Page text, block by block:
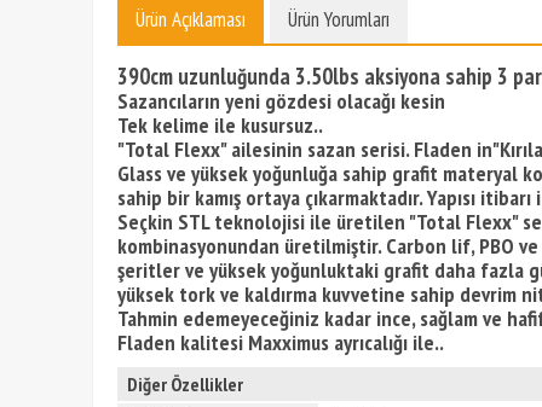
Ürün Açıklaması Ürün Yorumları
390cm uzunluğunda 3.50lbs aksiyona sahip 3
Sazancıların yeni gözdesi olacağı kesin
Tek kelime ile kusursuz..
"Total Flexx" ailesinin sazan serisi. Fladen
Glass ve yüksek yoğunluğa sahip grafit materyal
sahip bir kamış ortaya çıkarmaktadır. Yapısı
Seçkin STL teknolojisi ile üretilen "Total Flexx"
kombinasyonundan üretilmiştir. Carbon lif, PBO
şeritler ve yüksek yoğunluktaki grafit daha fazla
yüksek tork ve kaldırma kuvvetine sahip devrim
Tahmin edemeyeceğiniz kadar ince, sağlam ve
Fladen kalitesi Maxximus ayrıcalığı ile..
Diğer Özellikler